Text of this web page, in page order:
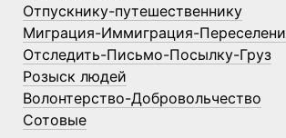
Отпускнику-путешественнику
Миграция-Иммиграция-
Отследить-Письмо-Посылку-Груз
Розыск людей
Волонтерство-Добровольчество
Сотовые